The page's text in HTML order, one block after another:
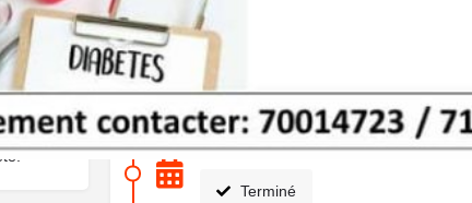
du
Prochaines dates
29 avril 2023 08:00 - 13:00
Terminé